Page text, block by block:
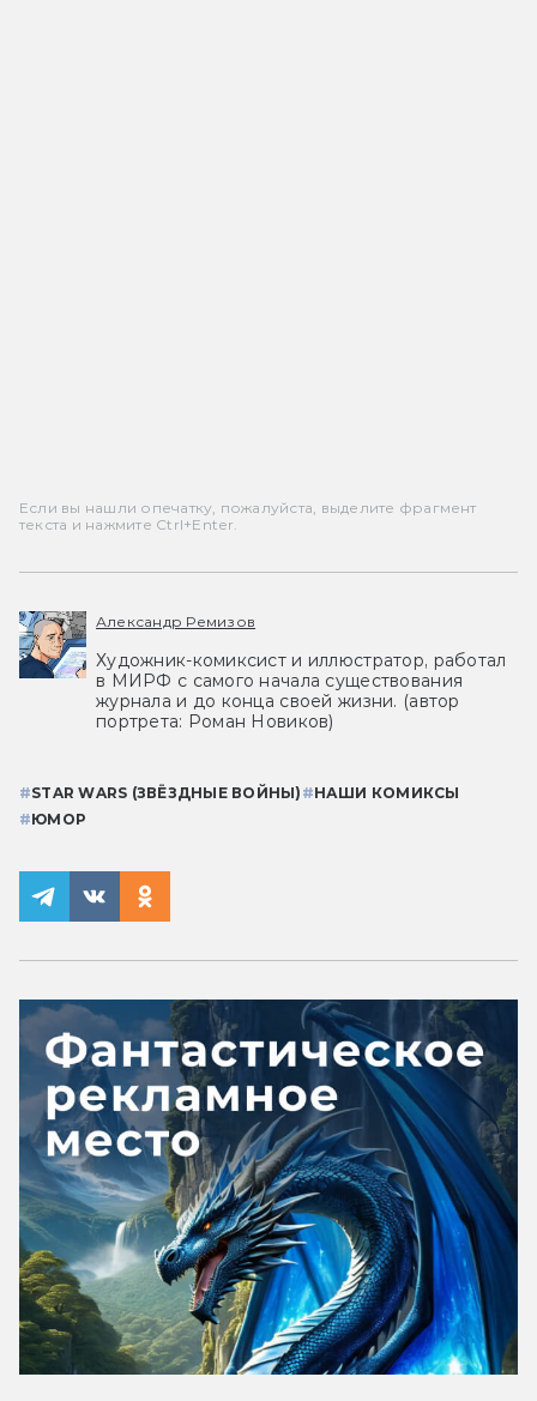
Если вы нашли опечатку, пожалуйста, выделите фрагмент
текста и нажмите Ctrl+Enter.
Александр Ремизов
Художник-комиксист и иллюстратор, работал
в МИРФ с самого начала существования
журнала и до конца своей жизни. (автор
портрета: Роман Новиков)
#STAR WARS (ЗВЁЗДНЫЕ ВОЙНЫ) #НАШИ КОМИКСЫ
#ЮМОР